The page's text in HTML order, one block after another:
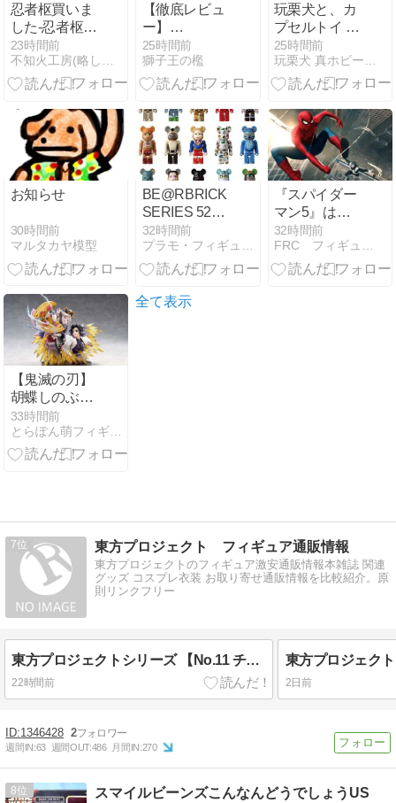
忍者枢買いま
した-忍者枢に
ついて
23時間前
不知火工房(略して｢しら工｣)
【徹底レビュ
ー】
S.H.Figuarts
（真骨彫製
法） 仮面ライ
RX
25時間前
獅子王の檻
玩栗犬と、カ
プセルトイ お
さんぽカエル
小集合！
25時間前
玩栗犬 真ホビーマニアクス
お知らせ
30時間前
マルタカヤ模型
BE@RBRICK
SERIES 52
（全15種）
1BOX:24個入
32時間前
プラモ・フィギュア情報
『スパイダー
マン5』はい
つになるの
か？ ー 監督の
次作が判明
32時間前
FRC フィギュアレビューセンター
【鬼滅の刃】
胡蝶しのぶ＆
童磨 クレーネ
ル 予約情報と
最新評価
33時間前
とらぽん萌フィギュア部
全て表示
7 東方プロジェクト フィギュア通販情報
東方プロジェクトのフィギュア激安通販情報本雑誌 関連
グッズ コスプレ衣装 お取り寄せ通販情報を比較紹介。原
則リンクフリー
東方プロジェクトシリーズ 【No.11 チルノ】 ブシロード トレーディングカード コレクションクリア 東方Project～東方紅魔郷～
22時間前 2日前
1346428 2
週間IN:63 週間OUT:486 月間IN:270
8 スマイルビーンズこんなんどうでしょうUS